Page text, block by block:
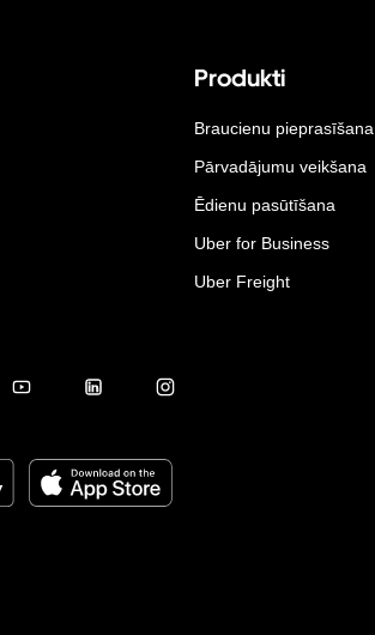
Produkti
Braucienu pieprasīšana
Pārvadājumu veikšana
Ēdienu pasūtīšana
Uber for Business
Uber Freight